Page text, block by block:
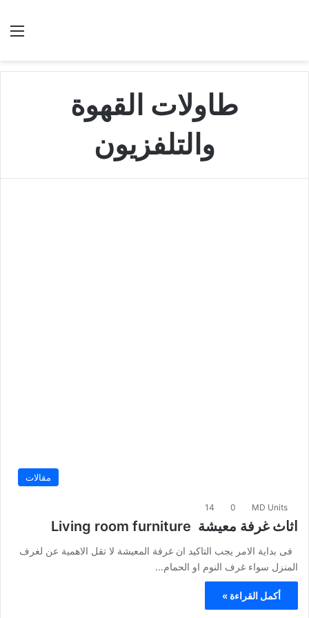
طاولات القهوة
والتلفزيون
مقالات
MD Units
0
14
اثاث غرفة معيشة Living room furniture
فى بداية الامر يجب التاكيد ان غرفة المعيشة لا تقل الاهمية عن لغرف
المنزل سواء غرف النوم او الحمام…
أكمل القراءة »